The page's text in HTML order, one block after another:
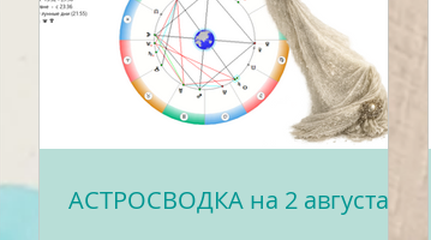
АСТРОСВОДКА на 2 августа